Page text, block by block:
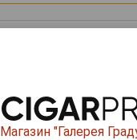
Магазин "Галерея